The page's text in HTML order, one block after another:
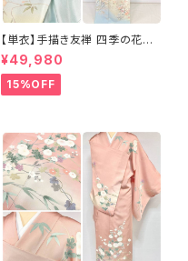
【単衣】手描き友禅 四季の花々
正絹 訪問着 水色 黄緑 白 パス
テルカラー 1431
¥49,980
15%OFF